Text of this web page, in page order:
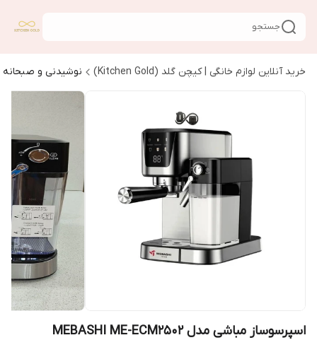
جستجو
خرید آنلاین لوازم خانگی | کیچن گلد (Kitchen Gold) نوشیدنی و صبحانه
اسپرسوساز مباشی مدل MEBASHI ME-ECM2502